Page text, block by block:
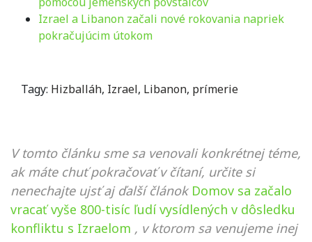
Izrael a Libanon začali nové rokovania napriek
pokračujúcim útokom
Tagy: Hizballáh, Izrael, Libanon, prímerie
V tomto článku sme sa venovali konkrétnej téme,
ak máte chuť pokračovať v čítaní, určite si
nenechajte ujsť aj ďalší článok Domov sa začalo
vracať vyše 800-tisíc ľudí vysídlených v dôsledku
konfliktu s Izraelom , v ktorom sa venujeme inej